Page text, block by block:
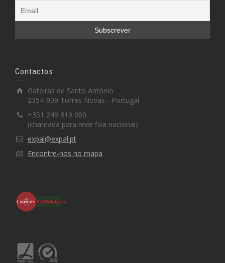
Contactos
Gateiras de Santo António
2354-909 Torres Novas - Portugal
+351 249 819 000
(chamada para rede fixa nacional)
expal@expal.pt
Encontre-nos no mapa